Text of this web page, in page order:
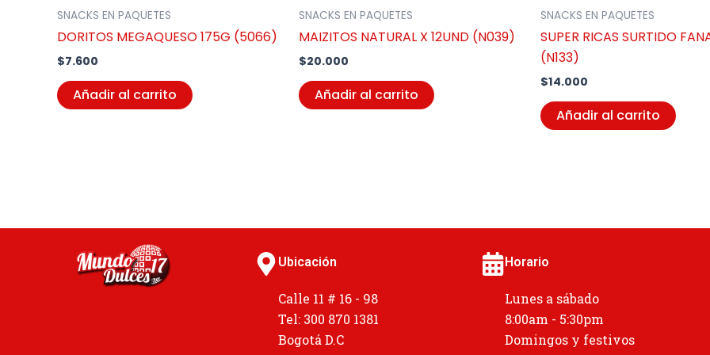
SNACKS EN PAQUETES
DORITOS MEGAQUESO 175G (5066)
$7.600
Añadir al carrito
SNACKS EN PAQUETES
MAIZITOS NATURAL X 12UND (N039)
$20.000
Añadir al carrito
SNACKS EN PAQUETES
SUPER RICAS SURTIDO
(N133)
$14.000
Añadir al carrito
Ubicación
Calle 11 # 16 - 98
Tel: 300 870 1381
Bogotá D.C
Horario
Lunes a sábado
8:00am - 5:30pm
Domingos y festivos